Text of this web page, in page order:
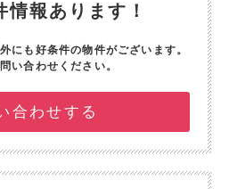
情報あります！
にも好条件の物件がございます。
い合わせください。
合わせする